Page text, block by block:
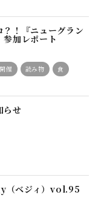
！『ニューグラン
参加レポート
催 読み物 食
らせ
（ベジィ）vol.95